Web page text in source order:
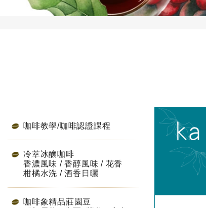
咖啡教學/咖啡認證課程
冷萃冰釀咖啡
香濃風味 / 香醇風味 / 花香
柑橘水洗 / 酒香日曬
咖啡象精品莊園豆